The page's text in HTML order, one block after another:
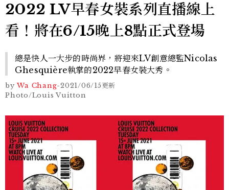
2022 LV早春女裝系列直播線上
看！將在6/15晚上8點正式登場
總是快人一大步的時尚界，將迎來LV創意總監Nicolas
Ghesquière執掌的2022早春女裝大秀。
by Wa Chang-2021/06/15更新
Photo/Louis Vuitton